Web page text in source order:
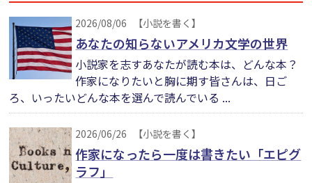
2026/08/06 【小説を書く】
あなたの知らないアメリカ文学の世界
小説家を志すあなたが読む本は、どんな本？
作家になりたいと胸に期す皆さんは、日ご
ろ、いったいどんな本を選んで読んでいる ...
2026/06/26 【小説を書く】
作家になったら一度は書きたい「エピグ
ラフ」